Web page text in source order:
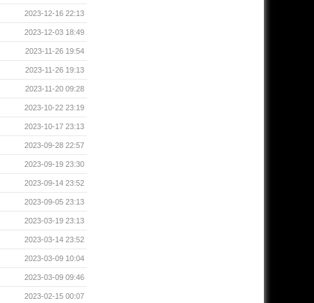
2023-12-16 22:13
2023-12-03 18:49
2023-11-26 19:54
2023-11-26 19:13
2023-11-20 09:28
2023-10-22 23:19
2023-10-17 23:13
2023-09-28 22:57
2023-09-19 23:30
2023-09-14 23:52
2023-09-05 23:13
2023-03-19 23:13
2023-03-14 23:52
2023-03-09 10:04
2023-03-09 09:46
2023-02-15 00:07